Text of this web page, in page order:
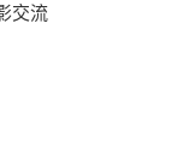
交流